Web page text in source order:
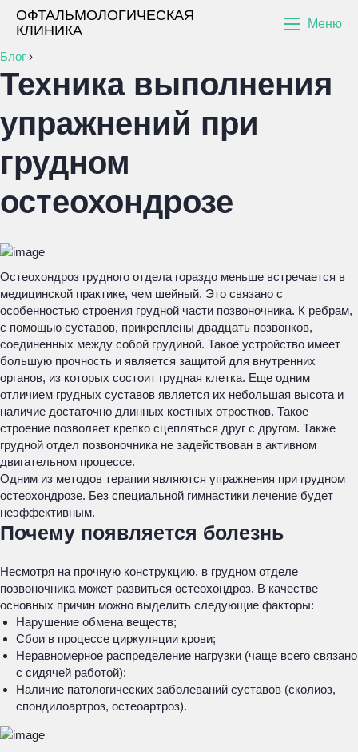
ОФТАЛЬМОЛОГИЧЕСКАЯ
КЛИНИКА
Меню
Блог ›
Техника выполнения
упражнений при
грудном
остеохондрозе
Остеохондроз грудного отдела гораздо меньше встречается в
медицинской практике, чем шейный. Это связано с
особенностью строения грудной части позвоночника. К ребрам,
с помощью суставов, прикреплены двадцать позвонков,
соединенных между собой грудиной. Такое устройство имеет
большую прочность и является защитой для внутренних
органов, из которых состоит грудная клетка. Еще одним
отличием грудных суставов является их небольшая высота и
наличие достаточно длинных костных отростков. Такое
строение позволяет крепко сцепляться друг с другом. Также
грудной отдел позвоночника не задействован в активном
двигательном процессе.
Одним из методов терапии являются упражнения при грудном
остеохондрозе. Без специальной гимнастики лечение будет
неэффективным.
Почему появляется болезнь
Несмотря на прочную конструкцию, в грудном отделе
позвоночника может развиться остеохондроз. В качестве
основных причин можно выделить следующие факторы:
Нарушение обмена веществ;
Сбои в процессе циркуляции крови;
Неравномерное распределение нагрузки (чаще всего связано
с сидячей работой);
Наличие патологических заболеваний суставов (сколиоз,
спондилоартроз, остеоартроз).